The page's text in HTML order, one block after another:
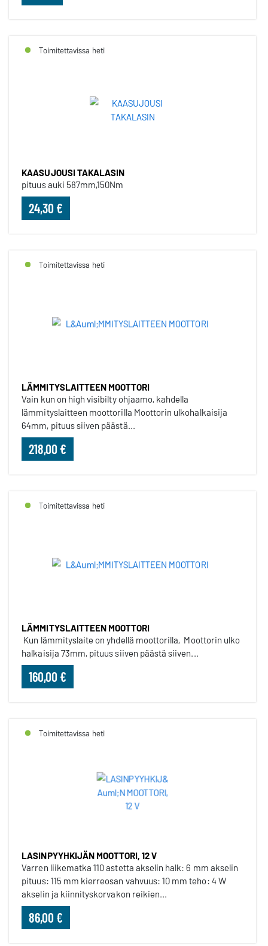
Toimitettavissa heti
KAASUJOUSI TAKALASIN
pituus auki 587mm,150Nm
24,30 €
Toimitettavissa heti
LÄMMITYSLAITTEEN MOOTTORI
Vain kun on high visibilty ohjaamo, kahdella
lämmityslaitteen moottorilla Moottorin ulkohalkaisija
64mm, pituus siiven päästä...
218,00 €
Toimitettavissa heti
LÄMMITYSLAITTEEN MOOTTORI
Kun lämmityslaite on yhdellä moottorilla, Moottorin ulko
halkaisija 73mm, pituus siiven päästä siiven...
160,00 €
Toimitettavissa heti
LASINPYYHKIJÄN MOOTTORI, 12 V
Varren liikematka 110 astetta akselin halk: 6 mm akselin
pituus: 115 mm kierreosan vahvuus: 10 mm teho: 4 W
akselin ja kiinnityskorvakon reikien...
86,00 €